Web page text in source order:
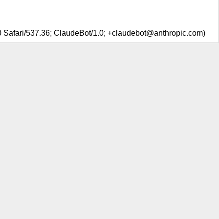
537.36; ClaudeBot/1.0; +claudebot@anthropic.com)